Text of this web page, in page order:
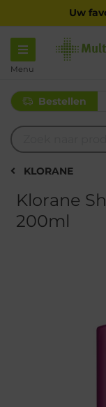
Uw
Menu
Bestellen
KLORANE
Klorane
200ml